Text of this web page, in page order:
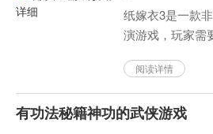
纸嫁衣3是一款
演游戏，玩家需
本攻略的详细解
助。...
阅读详情
有功法秘籍神功的武侠游戏